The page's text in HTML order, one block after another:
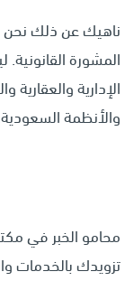
ناهيك عن ذلك نحن
المشورة
الإدارية والعقارية
والأنظمة
محامو الخبر في
تزويدك بالخدمات